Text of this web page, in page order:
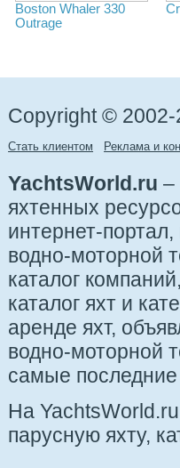
Boston Whaler 330
Outrage
Copyright ©
Стать клиентом Реклама и
YachtsWorld.ru –
яхтенных
интернет-
водно-моторной
каталог
каталог яхт и
аренде яхт,
водно-моторной
самые последние
На
парусную яхту,